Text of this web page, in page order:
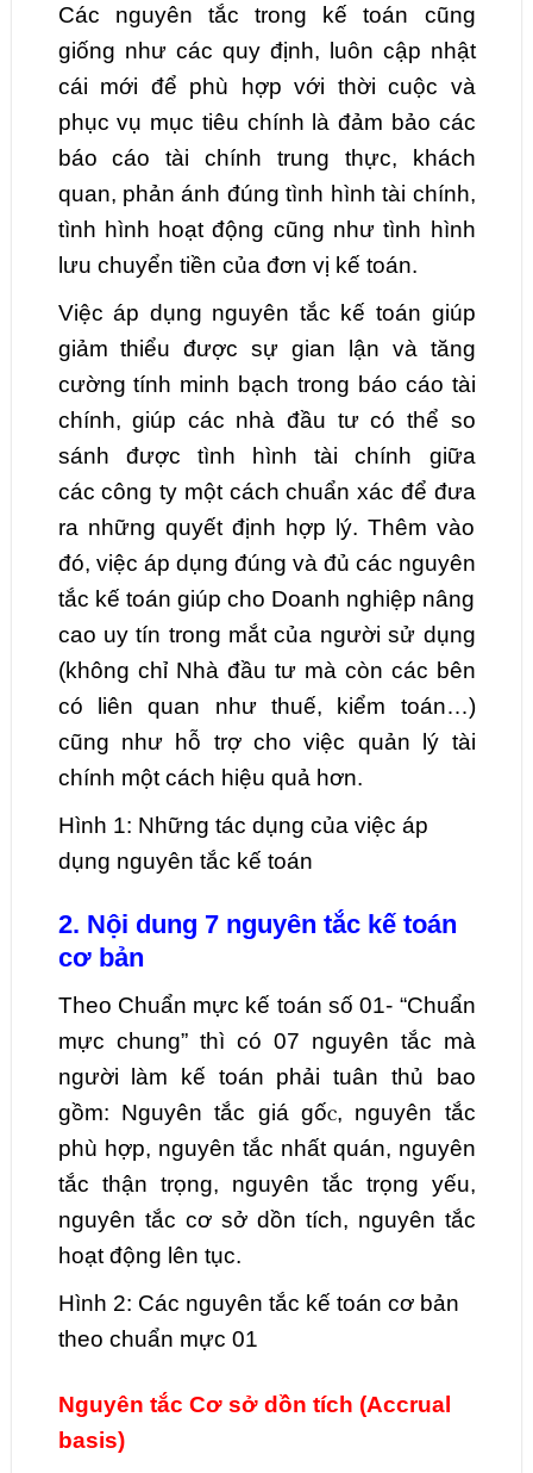
Các nguyên tắc trong kế toán cũng
giống như các quy định, luôn cập nhật
cái mới để phù hợp với thời cuộc và
phục vụ mục tiêu chính là đảm bảo các
báo cáo tài chính trung thực, khách
quan, phản ánh đúng tình hình tài chính,
tình hình hoạt động cũng như tình hình
lưu chuyển tiền của đơn vị kế toán.
Việc áp dụng nguyên tắc kế toán giúp
giảm thiểu được sự gian lận và tăng
cường tính minh bạch trong báo cáo tài
chính, giúp các nhà đầu tư có thể so
sánh được tình hình tài chính giữa
các công ty một cách chuẩn xác để đưa
ra những quyết định hợp lý. Thêm vào
đó, việc áp dụng đúng và đủ các nguyên
tắc kế toán giúp cho Doanh nghiệp nâng
cao uy tín trong mắt của người sử dụng
(không chỉ Nhà đầu tư mà còn các bên
có liên quan như thuế, kiểm toán…)
cũng như hỗ trợ cho việc quản lý tài
chính một cách hiệu quả hơn.
Hình 1: Những tác dụng của việc áp
dụng nguyên tắc kế toán
2. Nội dung 7 nguyên tắc kế toán
cơ bản
Theo Chuẩn mực kế toán số 01- “Chuẩn
mực chung” thì có 07 nguyên tắc mà
người làm kế toán phải tuân thủ bao
gồm: Nguyên tắc giá gốⲥ, nguyên tắc
phù hợp, nguyên tắc nhất quán, nguyên
tắc thận trọng, nguyên tắc trọng yếu,
nguyên tắc cơ sở dồn tích, nguyên tắc
hoạt động lên tục.
Hình 2: Các nguyên tắc kế toán cơ bản
theo chuẩn mực 01
Nguyên tắc Cơ sở dồn tích (Accrual
basis)